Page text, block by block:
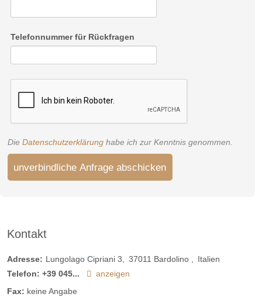
Telefonnummer für Rückfragen
Die Datenschutzerklärung habe ich zur Kenntnis genommen.
unverbindliche Anfrage abschicken
Kontakt
Adresse: Lungolago Cipriani 3 37011 Bardolino
Italien
Telefon: +39 045...
anzeigen
Fax: keine Angabe